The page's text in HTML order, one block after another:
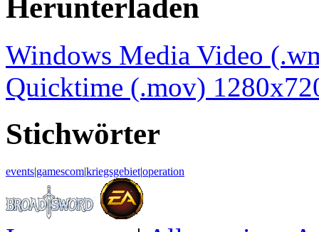
Herunterladen
Windows Media Video
Quicktime (.mov)
Stichwörter
events|gamescom|kriegsgebiet|operation